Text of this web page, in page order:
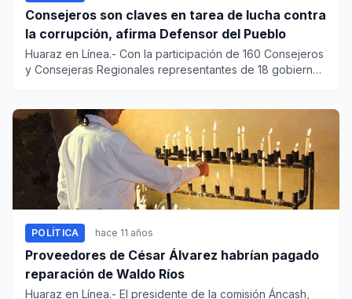
Consejeros son claves en tarea de lucha contra
la corrupción, afirma Defensor del Pueblo
Huaraz en Línea.- Con la participación de 160 Consejeros
y Consejeras Regionales representantes de 18 gobiernos
POLÍTICA hace 11 años
Proveedores de César Álvarez habrían pagado
reparación de Waldo Ríos
Huaraz en Línea.- El presidente de la comisión Áncash,